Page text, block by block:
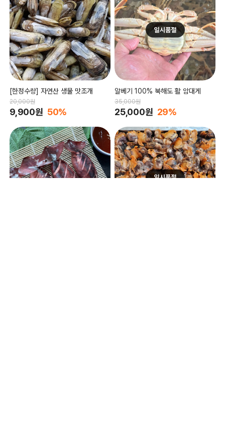
[한정수량] 자연산 생물 맛조개
20,000원
9,900원 50%
알베기 100% 북해도 활 암대게
35,000원
25,000원 29%